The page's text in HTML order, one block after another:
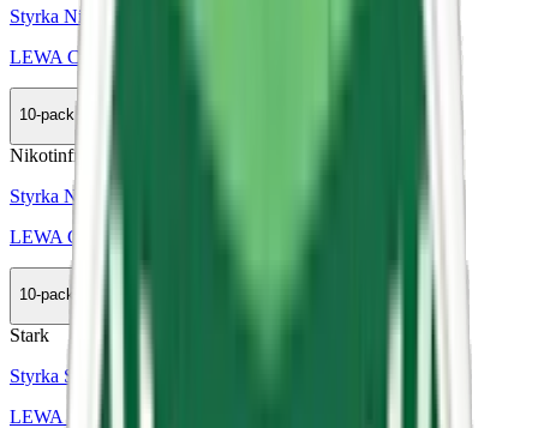
Styrka Nikotinfri · Large
LEWA Classic Liquorice No Nico
10-pack
Nikotinfri
Styrka Nikotinfri · Slim
LEWA Glow Strawberry Vanilla
10-pack
Stark
Styrka Stark · Large
LEWA Classic Taste of Tobacco